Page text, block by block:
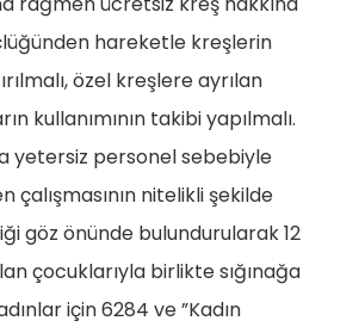
hareketle kreşlerin
özel kreşlere ayrılan
kullanımının takibi yapılmalı.
yetersiz personel sebebiyle
çalışmasının nitelikli şekilde
göz önünde bulundurularak 12
çocuklarıyla birlikte sığınağa
için 6284 ve ”Kadın